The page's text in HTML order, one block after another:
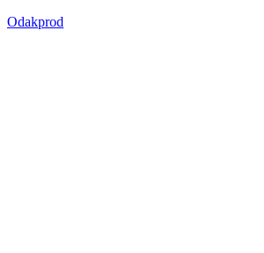
Odakprod